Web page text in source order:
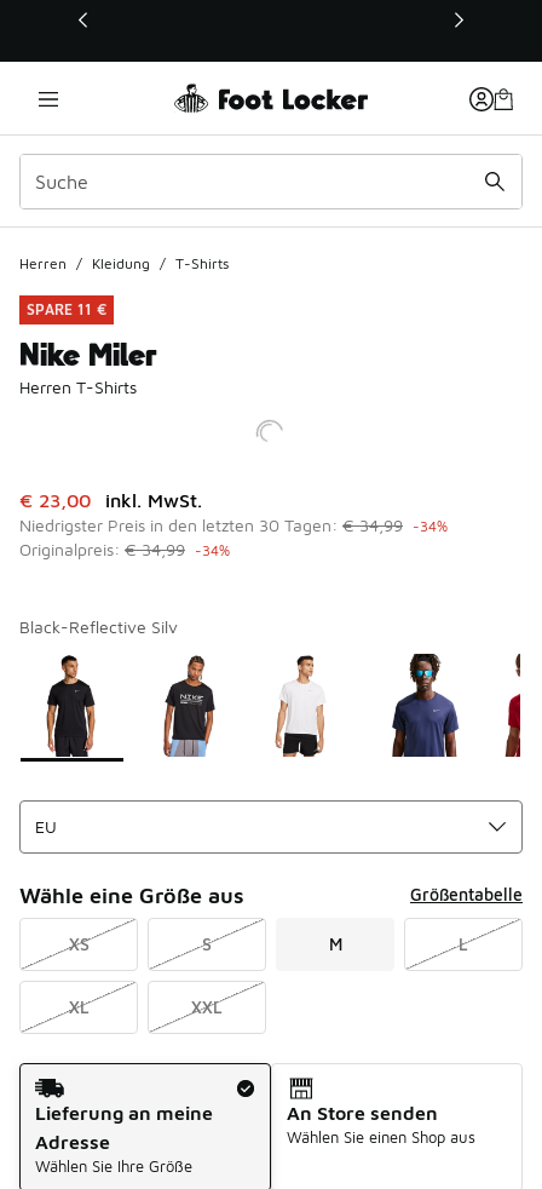
Dieser Link öffnet sich in einem neuen Fenster
Herren / Kleidung / T-Shirts
SPARE 11 €
Nike Miler
Herren T-Shirts
Dieser Artikel ist im Sale. Der Preis ist von auf € 23,00
€ 23,00 inkl. MwSt.
Niedrigster Preis in den letzten 30 Tagen: € 34,99 -34%
Originalpreis: € 34,99 -34%
Black-Reflective Silv
Seite 1 von 2 zeigt die Farben 1 bis 10 von 15 an.
Bitte wählen Sie einen Stil aus *
Wähle eine Größe aus Größentabelle
XS S M L
XL XXL
Versandart
Lieferung an meine
Adresse
Wählen Sie Ihre Größe
An Store senden
Wählen Sie einen Shop aus